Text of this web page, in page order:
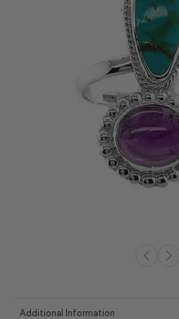
Additional Information